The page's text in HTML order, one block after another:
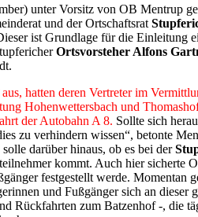
unter Vorsitz von OB Mentrup
und der Ortschaftsrat
ist Grundlage für die Einleitung
Ortsvorsteher Alfons
hatten deren Vertreter im
Hohenwettersbach und
der Autobahn A 8. Sollte sich
zu verhindern wissen“, betonte
darüber hinaus, ob es bei der
kommt. Auch hier sicherte
festgestellt werde. Momentan
und Fußgänger sich an dieser
Rückfahrten zum Batzenhof -, die